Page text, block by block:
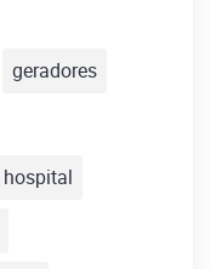
geradores
hospital